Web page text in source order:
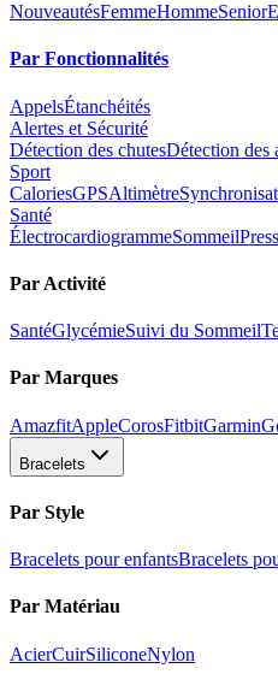
NouveautésFemmeHommeSenior
Par Fonctionnalités
AppelsÉtanchéités
Alertes et Sécurité
Détection des chutesDétection des
Sport
CaloriesGPSAltimètre
Santé
ÉlectrocardiogrammeSommeil
Par Activité
SantéGlycémieSuivi du Sommeil
Par Marques
AmazfitAppleCorosFitbitGarmin
Bracelets
Par Style
Bracelets pour enfantsBracelets
Par Matériau
AcierCuirSiliconeNylon